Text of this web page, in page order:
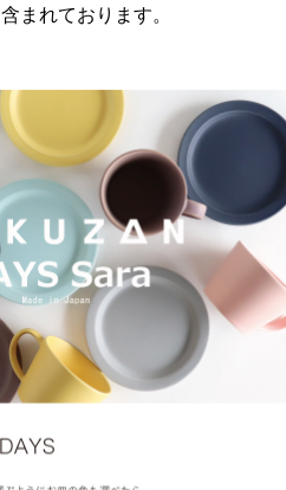
まれております。